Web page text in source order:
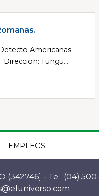
Americanas
Dirección: Tungu...
EMPLEOS
(342746) - Tel. (04)